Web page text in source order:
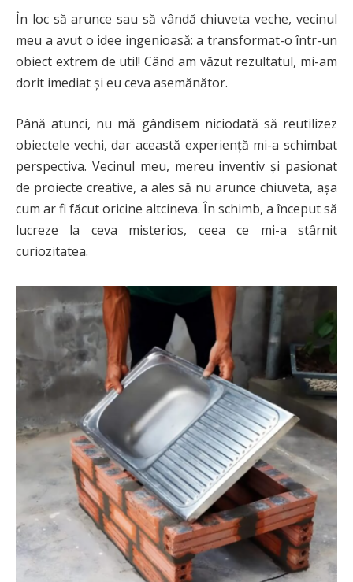
În loc să arunce sau să vândă chiuveta veche, vecinul
meu a avut o idee ingenioasă: a transformat-o într-un
obiect extrem de util! Când am văzut rezultatul, mi-am
dorit imediat și eu ceva asemănător.
Până atunci, nu mă gândisem niciodată să reutilizez
obiectele vechi, dar această experiență mi-a schimbat
perspectiva. Vecinul meu, mereu inventiv și pasionat
de proiecte creative, a ales să nu arunce chiuveta, așa
cum ar fi făcut oricine altcineva. În schimb, a început să
lucreze la ceva misterios, ceea ce mi-a stârnit
curiozitatea.